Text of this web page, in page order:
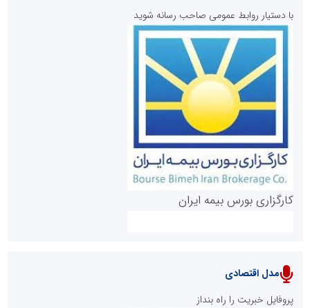
روابط عمومی خبرگزاری گزارش خبر
پایگاه خبری نهضت ملی مسکن
با دستیار روابط عمومی صاحب رسانه شوید
کارگزاری بورس بیمه ایران
مدل اقتصادی
پروفایل خبریت را راه بنداز